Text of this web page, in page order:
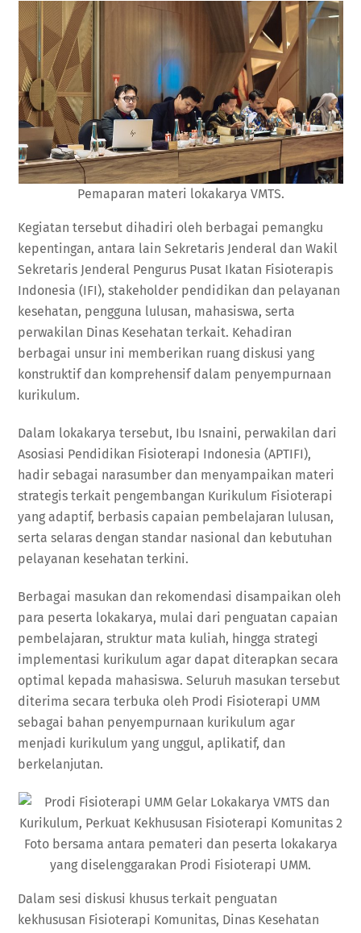
Pemaparan materi lokakarya VMTS.
Kegiatan tersebut dihadiri oleh berbagai pemangku
kepentingan, antara lain Sekretaris Jenderal dan Wakil
Sekretaris Jenderal Pengurus Pusat Ikatan Fisioterapis
Indonesia (IFI), stakeholder pendidikan dan pelayanan
kesehatan, pengguna lulusan, mahasiswa, serta
perwakilan Dinas Kesehatan terkait. Kehadiran
berbagai unsur ini memberikan ruang diskusi yang
konstruktif dan komprehensif dalam penyempurnaan
kurikulum.
Dalam lokakarya tersebut, Ibu Isnaini, perwakilan dari
Asosiasi Pendidikan Fisioterapi Indonesia (APTIFI),
hadir sebagai narasumber dan menyampaikan materi
strategis terkait pengembangan Kurikulum Fisioterapi
yang adaptif, berbasis capaian pembelajaran lulusan,
serta selaras dengan standar nasional dan kebutuhan
pelayanan kesehatan terkini.
Berbagai masukan dan rekomendasi disampaikan oleh
para peserta lokakarya, mulai dari penguatan capaian
pembelajaran, struktur mata kuliah, hingga strategi
implementasi kurikulum agar dapat diterapkan secara
optimal kepada mahasiswa. Seluruh masukan tersebut
diterima secara terbuka oleh Prodi Fisioterapi UMM
sebagai bahan penyempurnaan kurikulum agar
menjadi kurikulum yang unggul, aplikatif, dan
berkelanjutan.
Foto bersama antara pemateri dan peserta lokakarya
yang diselenggarakan Prodi Fisioterapi UMM.
Dalam sesi diskusi khusus terkait penguatan
kekhususan Fisioterapi Komunitas, Dinas Kesehatan